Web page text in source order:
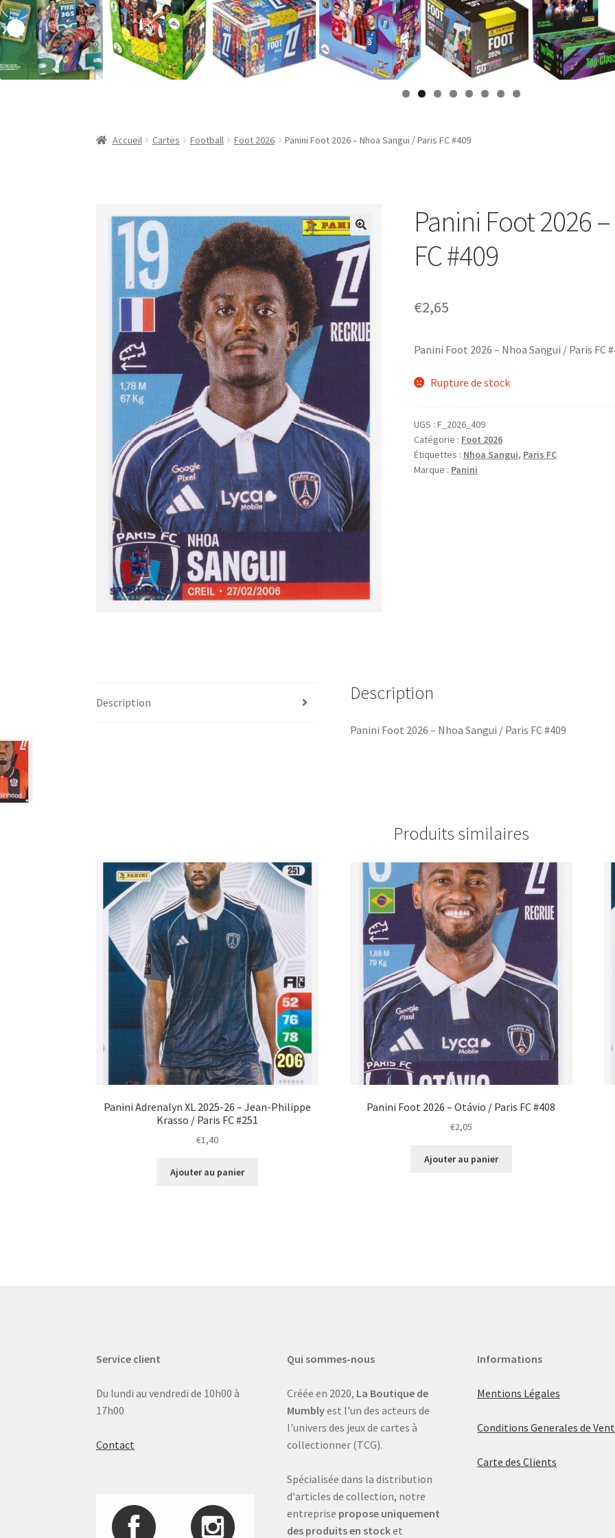
Accueil Cartes Football Foot 2026 Panini Foot 2026 – Nhoa Sangui / Paris FC #409
Panini Foot 2026
FC #409
€2,65
Panini Foot 2026 – Nhoa Sangui / Paris FC
Rupture de stock
UGS : F_2026_409
Catégorie : Foot 2026
Étiquettes : Nhoa Sangui, Paris FC
Marque : Panini
Description Description
Panini Foot 2026 – Nhoa Sangui / Paris FC #409
Produits similaires
Panini Adrenalyn XL 2025-26 – Jean-Philippe
Krasso / Paris FC #251
€1,40
Ajouter au panier
Panini Foot 2026 – Otávio / Paris FC #408
€2,05
Ajouter au panier
Service client
Du lundi au vendredi de 10h00 à
17h00
Contact
Qui sommes-nous
Créée en 2020, La Boutique de
Mumblyest l'un des acteurs de
l'univers des jeux de cartes à
collectionner (TCG).
Spécialisée dans la distribution
d'articles de collection, notre
entreprise propose uniquement
des produits en stocket
Informations
Mentions Légales
Conditions Generales de
Carte des Clients